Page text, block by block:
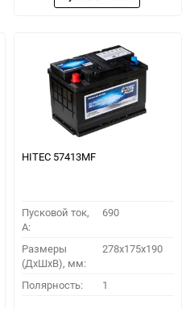
HITEC 57413MF
Пусковой ток,
A:
690
Размеры
(ДхШхВ), мм:
278x175x190
Полярность: 1